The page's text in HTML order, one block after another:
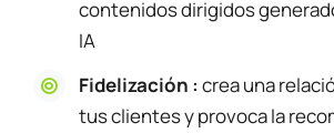
contenidos dirigidos
IA
Fidelización : crea una
tus clientes y provoca la